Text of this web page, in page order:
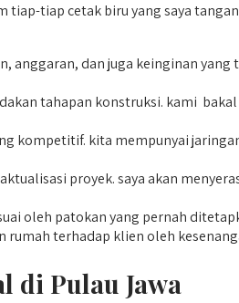
tiap-tiap cetak biru yang saya
dan juga keinginan
tahapan konstruksi. kami
kompetitif. kita mempunyai
proyek. saya akan
oleh patokan yang pernah
rumah terhadap klien oleh
di Pulau Jawa